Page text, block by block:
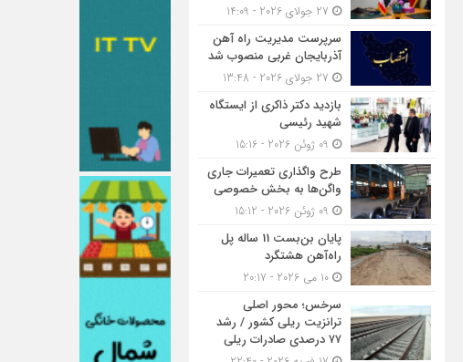
سرپرست مدیریت راه آهن
آذربایجان غربی منصوب شد
بازدید دکتر ذاکری از ایستگاه
شهید رئیسی
طرح واگذاری تعمیرات جاری
واگن‌ها به بخش خصوصی
پایان بن‌بست 11 ساله پل
راه‌آهن هشتگرد
سرخس؛ محور اصلی
ترانزیت ریلی کشور / رشد
۷۷ درصدی صادرات ریلی